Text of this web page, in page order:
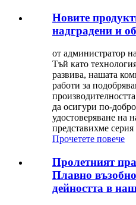
Новите
надградени и
от администратор
Тъй като
развива, нашата
работи за
да осигури по-
удостоверяване на
представихме серия
Прочетете повече
Пролетният
Плавно
дейността в